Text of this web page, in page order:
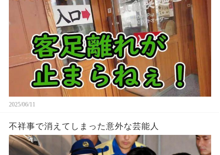
2025/06/11
不祥事で消えてしまった意外な芸能人